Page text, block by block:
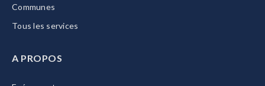
Communes
Tous les services
A PROPOS